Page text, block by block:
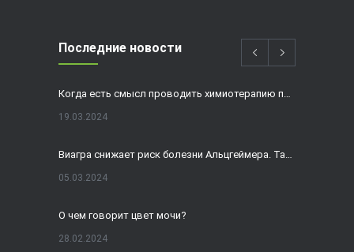
Последние новости
Когда есть смысл проводить химиотерапию при раке толстой кишки?
19.03.2024
Виагра снижает риск болезни Альцгеймера. Так ли это?
05.03.2024
О чем говорит цвет мочи?
28.02.2024